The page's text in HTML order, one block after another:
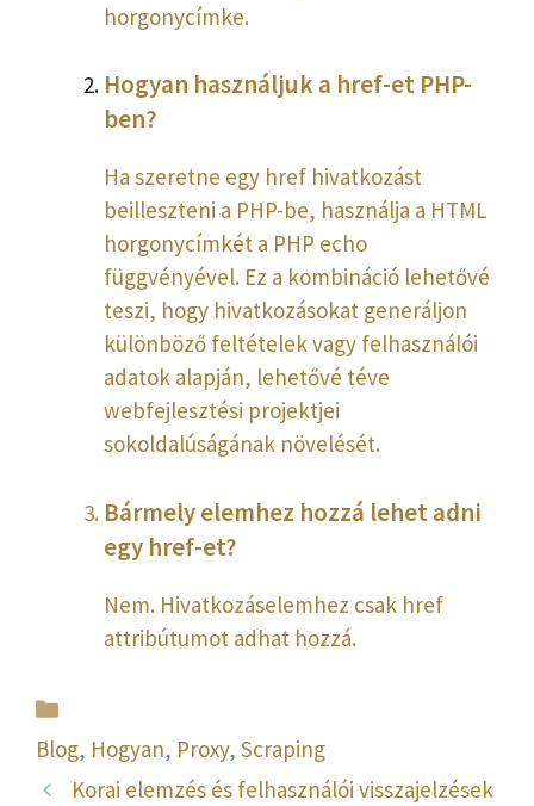
horgonycímke.
Hogyan használjuk a href-et PHP-
ben?
Ha szeretne egy href hivatkozást
beilleszteni a PHP-be, használja a HTML
horgonycímkét a PHP echo
függvényével. Ez a kombináció lehetővé
teszi, hogy hivatkozásokat generáljon
különböző feltételek vagy felhasználói
adatok alapján, lehetővé téve
webfejlesztési projektjei
sokoldalúságának növelését.
Bármely elemhez hozzá lehet adni
egy href-et?
Nem. Hivatkozáselemhez csak href
attribútumot adhat hozzá.
Blog, Hogyan, Proxy, Scraping
Korai elemzés és felhasználói visszajelzések